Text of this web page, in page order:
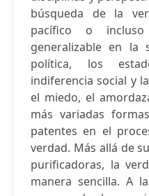
búsqueda de la
pacífico o
generalizable en la
política, los
indiferencia social y
el miedo, el
más variadas
patentes en el
verdad. Más allá de
purificadoras, la
manera sencilla. A